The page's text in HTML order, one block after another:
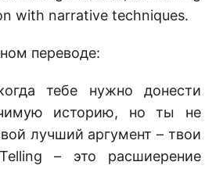
with narrative techniques.
переводе:
тебе нужно донести
историю, но ты не
лучший аргумент – твои
– это расшиерение